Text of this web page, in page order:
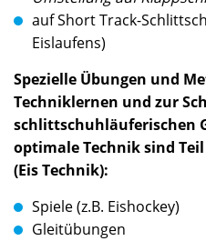
auf Short Track­-
Eislaufens)
Spezielle Übungen und
Techniklernen und zur
schlittschuhläuferischen
optimale Technik sind
(Eis Technik):
Spiele (z.B. Eishockey)
Gleitübungen